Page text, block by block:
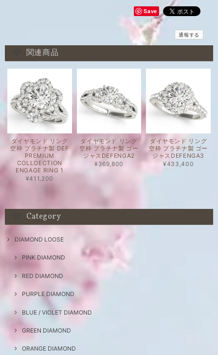
Save
通報する
関連商品
ダイヤモンド リング
空枠 プラチナ製 DEF
PREMIUM
COLLOECTION
ENGAGE RING 1
¥411,200
ダイヤモンド リング
空枠 プラチナ製 ゴー
ジャスDEFENGA2
¥369,800
ダイヤモンド リング
空枠 プラチナ製 ゴー
ジャスDEFENGA3
¥433,400
Category
DIAMOND LOOSE
PINK DIAMOND
RED DIAMOND
PURPLE DIAMOND
BLUE / VIOLET DIAMOND
GREEN DIAMOND
ORANGE DIAMOND